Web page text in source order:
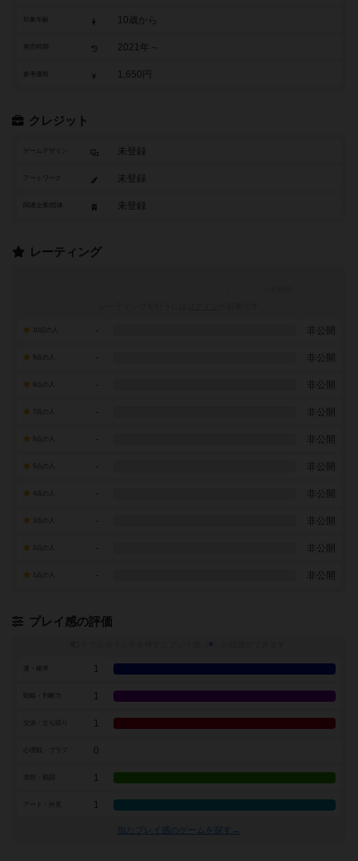
10歳から
2021年～
参考価格 1,650円
クレジット
ゲームデザイン 未登録
アートワーク 未登録
未登録
レーティング
- 非公開
- 非公開
- 非公開
7点の人 - 非公開
- 非公開
- 非公開
- 非公開
- 非公開
- 非公開
- 非公開
プレイ感の評価
※
1
戦略・判断力 1
1
0
1
アート・外見 1
似たプレイ感のゲームを探す→